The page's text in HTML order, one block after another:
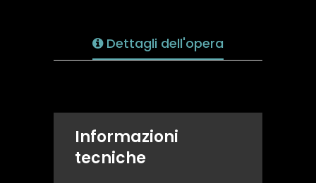
Dettagli dell'opera
Informazioni
tecniche